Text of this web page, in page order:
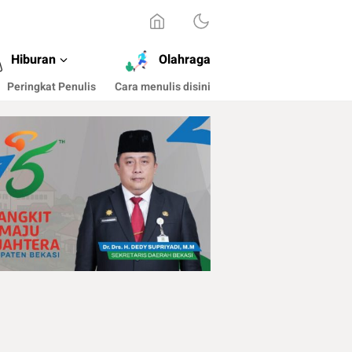
Hiburan Olahraga
Peringkat Penulis Cara menulis disini